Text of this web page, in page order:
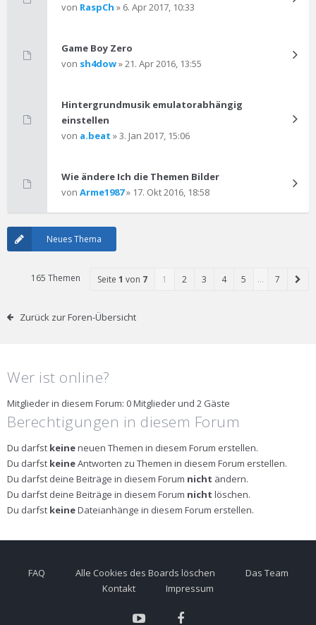
von RaspCh » 6. Apr 2017, 10:33
Game Boy Zero
von sh4dow» 21. Apr 2016, 13:55
Hintergrundmusik emulatorabhängig
einstellen
von a.beat » 3. Jan 2017, 15:06
Wie ändere Ich die Themen Bilder
von Arme1987» 17. Okt 2016, 18:58
Neues Thema
165 Themen Seite 1 von 7 1 2 3 4 5 … 7
Zurück zur Foren-Übersicht
Wer ist online?
Mitglieder in diesem Forum: 0 Mitglieder und 2 Gäste
Berechtigungen in diesem Forum
Du darfst keineneuen Themen in diesem Forum erstellen.
Du darfst keineAntworten zu Themen in diesem Forum erstellen.
Du darfst deine Beiträge in diesem Forum nicht ändern.
Du darfst deine Beiträge in diesem Forum nicht löschen.
Du darfst keineDateianhänge in diesem Forum erstellen.
FAQ Alle Cookies des Boards löschen
Das Team
Kontakt
Impressum